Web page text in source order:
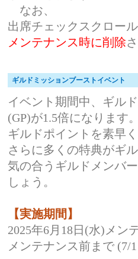
なお、
出席チェックスクロー
メンテナンス時に削除
ギルドミッションブーストイベント
イベント期間中、ギル
(GP)が1.5倍になります
ギルドポイントを素早
さらに多くの特典がギ
気の合うギルドメンバ
しょう。
【実施期間】
2025年6月18日(水)メン
メンテナンス前まで (7/